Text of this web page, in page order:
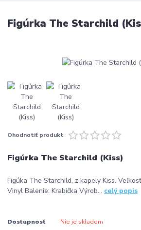
Figúrka The Starchild
Ohodnotiť produkt
Figúrka The Starchild (Kiss)
Figúka The Starchild, z kapely Kiss.
Vinyl Balenie: Krabička Výrob... celý popis
Dostupnosť Nie je skladom